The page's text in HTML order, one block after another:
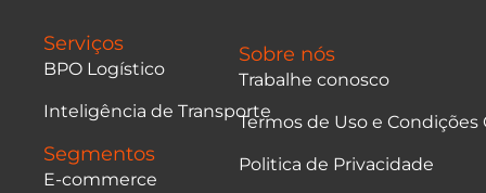
Serviços
Segmentos
BPO Logístico
Inteligência de Transporte
E-commerce
Sobre nós
Trabalhe conosco
Termos de Uso e Condições
Politica de Privacidade